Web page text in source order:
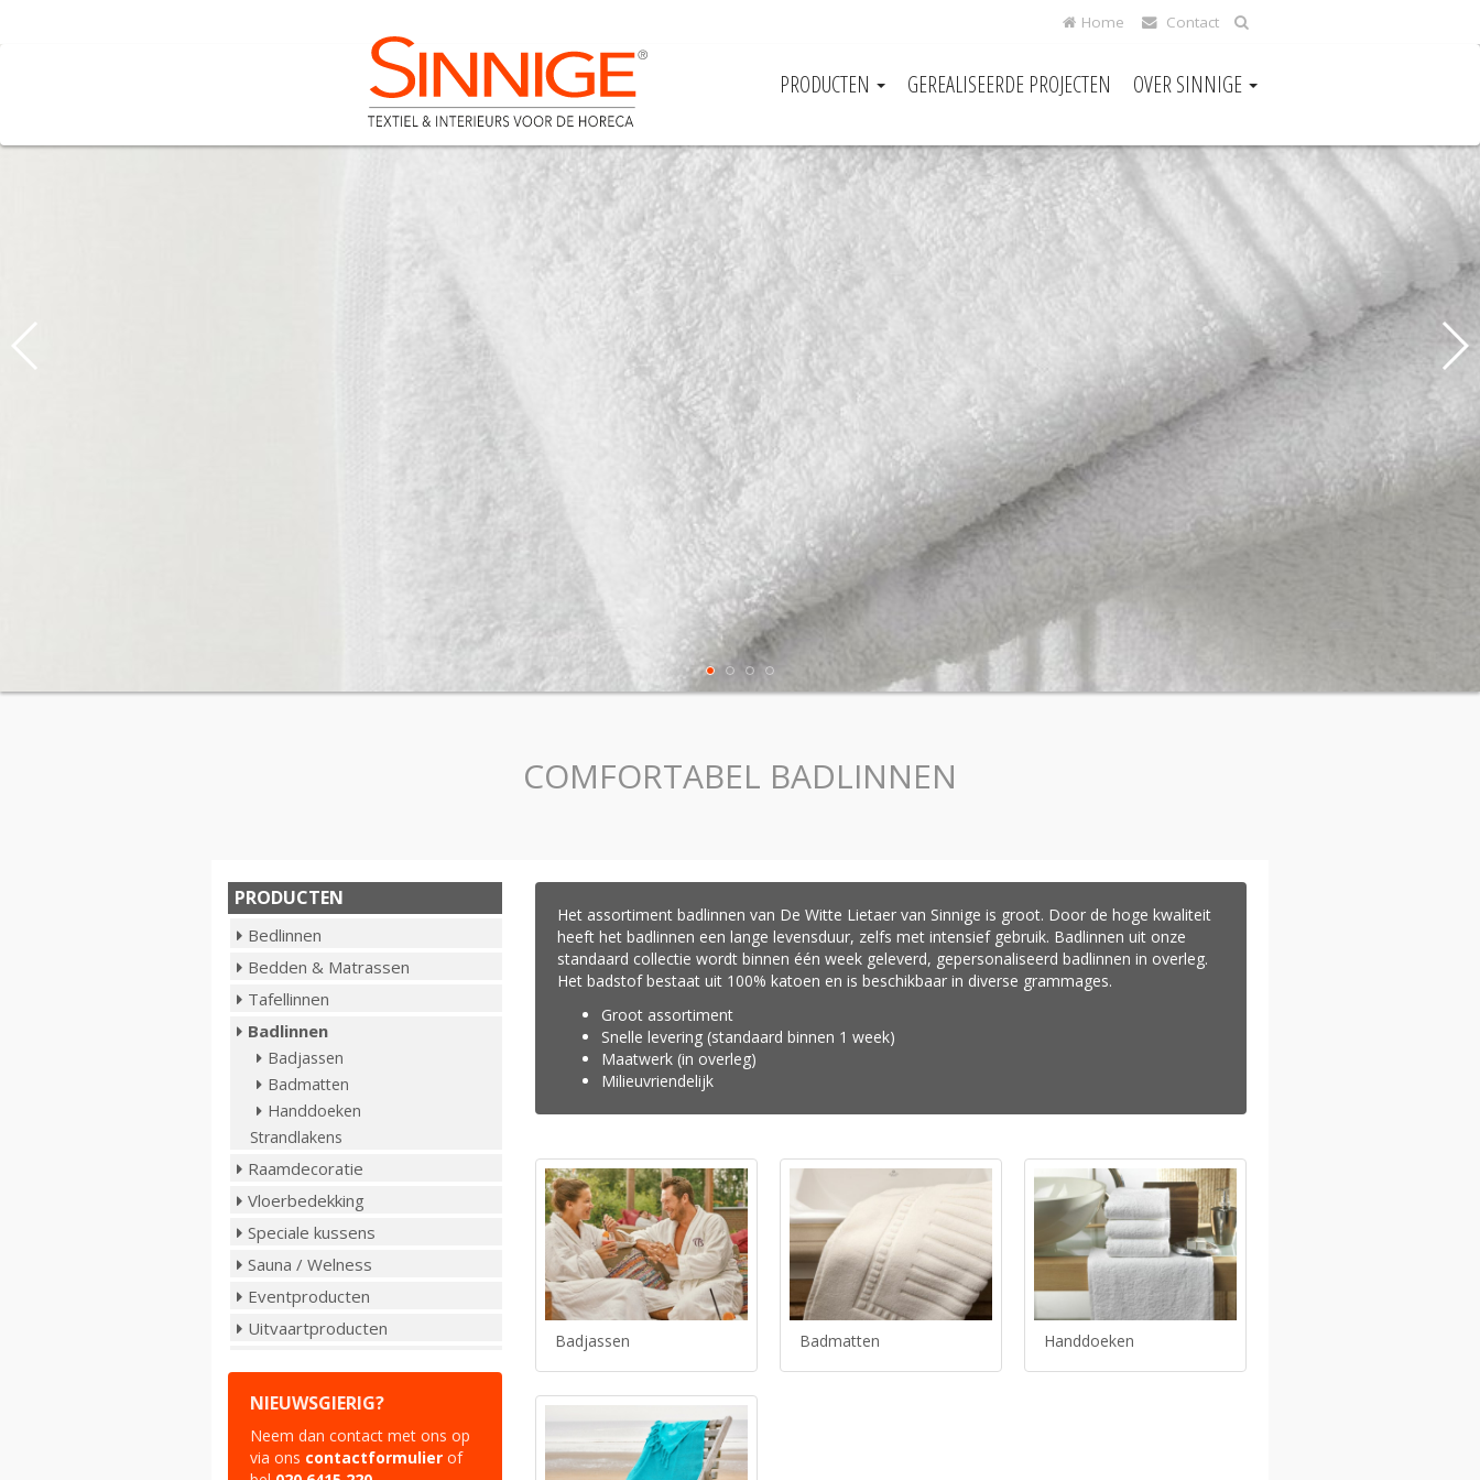
Home Contact
PRODUCTEN GEREALISEERDE PROJECTEN OVER SINNIGE
COMFORTABEL BADLINNEN
Het assortimentbadlinnenvan De Witte Lietaer van Sinnige is groot. Door de hoge kwaliteit
heeft het badlinnen een lange levensduur, zelfs met intensief gebruik. Badlinnen uit onze
standaard collectie wordt binnen één week geleverd, gepersonaliseerd badlinnen in overleg.
Het badstof bestaat uit 100% katoen en is beschikbaar in diverse grammages.
Groot assortiment
Snelle levering (standaard binnen 1 week)
Maatwerk (in overleg)
Milieuvriendelijk
Badjassen Badmatten Handdoeken
PRODUCTEN
Bedlinnen
Bedden & Matrassen
Tafellinnen
Badlinnen
Badjassen
Badmatten
Handdoeken
Strandlakens
Raamdecoratie
Vloerbedekking
Speciale kussens
Sauna / Welness
Eventproducten
Uitvaartproducten
NIEUWSGIERIG?
Neem dan contact met ons op
via ons contactformulier of